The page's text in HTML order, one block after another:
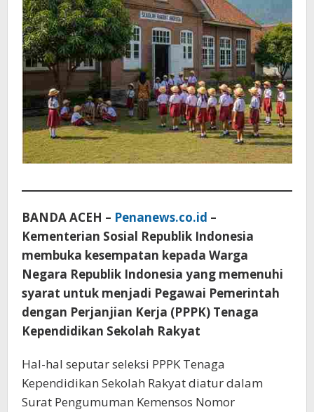
BANDA ACEH – Penanews.co.id –
Kementerian Sosial Republik Indonesia
membuka kesempatan kepada Warga
Negara Republik Indonesia yang memenuhi
syarat untuk menjadi Pegawai Pemerintah
dengan Perjanjian Kerja (PPPK) Tenaga
Kependidikan Sekolah Rakyat
Hal-hal seputar seleksi PPPK Tenaga
Kependidikan Sekolah Rakyat diatur dalam
Surat Pengumuman Kemensos Nomor